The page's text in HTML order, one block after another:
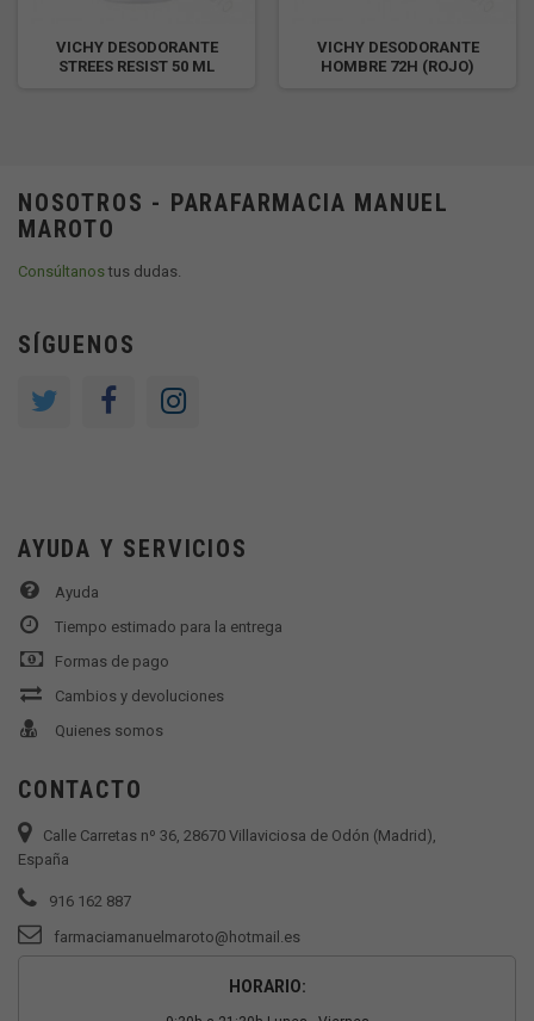
VICHY DESODORANTE
STREES RESIST 50 ML
VICHY DESODORANTE
HOMBRE 72H (ROJO)
NOSOTROS - PARAFARMACIA MANUEL
MAROTO
Consúltanostus dudas.
SÍGUENOS
AYUDA Y SERVICIOS
Ayuda
Tiempo estimado para la entrega
Formas de pago
Cambios y devoluciones
Quienes somos
CONTACTO
Calle Carretas nº 36, 28670 Villaviciosa de Odón (Madrid),
España
916 162 887
farmaciamanuelmaroto@hotmail.es
HORARIO: